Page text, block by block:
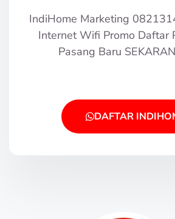
IndiHome Marketing
Internet Wifi Promo Daftar
Pasang Baru
DAFTAR